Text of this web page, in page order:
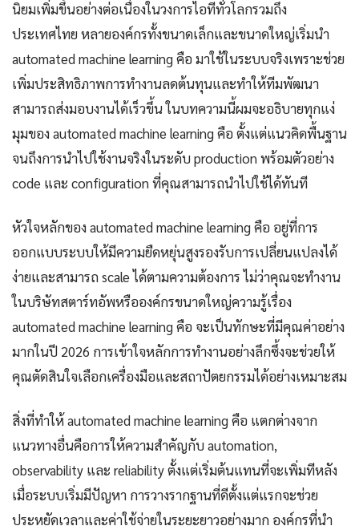
นิยมเพิ่มขึ้นอย่างต่อเนื่องในวงการไอทีทั่วโลกรวมถึง
ประเทศไทย หลายองค์กรทั้งขนาดเล็กและขนาดใหญ่เริ่มนำ
automated machine learning คือ มาใช้ในระบบจริงเพราะช่วย
เพิ่มประสิทธิภาพการทำงานลดต้นทุนและทำให้ทีมพัฒนา
สามารถส่งมอบงานได้เร็วขึ้น ในบทความนี้ผมจะอธิบายทุกแง่
มุมของ automated machine learning คือ ตั้งแต่แนวคิดพื้นฐาน
จนถึงการนำไปใช้งานจริงในระดับ production พร้อมตัวอย่าง
code และ configuration ที่คุณสามารถนำไปใช้ได้ทันที
หัวใจหลักของ automated machine learning คือ อยู่ที่การ
ออกแบบระบบให้มีความยืดหยุ่นสูงรองรับการเปลี่ยนแปลงได้
ง่ายและสามารถ scale ได้ตามความต้องการ ไม่ว่าคุณจะทำงาน
ในบริษัทสตาร์ทอัพหรือองค์กรขนาดใหญ่ความรู้เรื่อง
automated machine learning คือ จะเป็นทักษะที่มีคุณค่าอย่าง
มากในปี 2026 การเข้าใจหลักการทำงานอย่างลึกซึ้งจะช่วยให้
คุณตัดสินใจเลือกเครื่องมือและสถาปัตยกรรมได้อย่างเหมาะสม
สิ่งที่ทำให้ automated machine learning คือ แตกต่างจาก
แนวทางอื่นคือการให้ความสำคัญกับ automation,
observability และ reliability ตั้งแต่เริ่มต้นแทนที่จะเพิ่มทีหลัง
เมื่อระบบเริ่มมีปัญหา การวางรากฐานที่ดีตั้งแต่แรกจะช่วย
ประหยัดเวลาและค่าใช้จ่ายในระยะยาวอย่างมาก องค์กรที่นำ